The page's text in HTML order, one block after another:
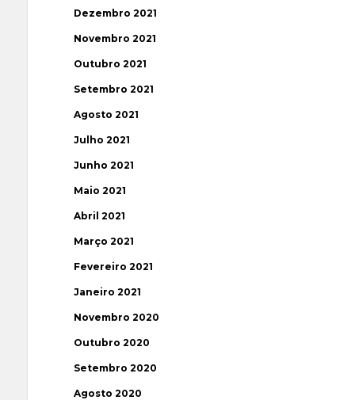
Dezembro 2021
Novembro 2021
Outubro 2021
Setembro 2021
Agosto 2021
Julho 2021
Junho 2021
Maio 2021
Abril 2021
Março 2021
Fevereiro 2021
Janeiro 2021
Novembro 2020
Outubro 2020
Setembro 2020
Agosto 2020